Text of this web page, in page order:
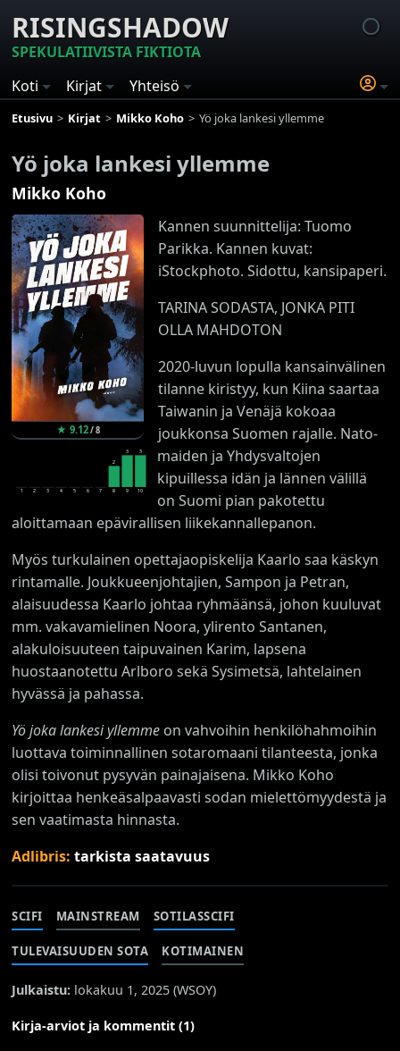
RISINGSHADOW
SPEKULATIIVISTA FIKTIOTA
Koti
Kirjat Yhteisö
Etusivu Kirjat Mikko Koho Yö joka lankesi yllemme
Yö joka lankesi yllemme
Mikko Koho
★ 9.12/8
1 2 3 4 5 6 7
2
8
3
9
3
10
Kannen suunnittelija: Tuomo
Parikka. Kannen kuvat:
iStockphoto. Sidottu, kansipaperi.
TARINA SODASTA, JONKA PITI
OLLA MAHDOTON
2020-luvun lopulla kansainvälinen
tilanne kiristyy, kun Kiina saartaa
Taiwanin ja Venäjä kokoaa
joukkonsa Suomen rajalle. Nato-
maiden ja Yhdysvaltojen
kipuillessa idän ja lännen välillä
on Suomi pian pakotettu
aloittamaan epävirallisen liikekannallepanon.
Myös turkulainen opettajaopiskelija Kaarlo saa käskyn
rintamalle. Joukkueenjohtajien, Sampon ja Petran,
alaisuudessa Kaarlo johtaa ryhmäänsä, johon kuuluvat
mm. vakavamielinen Noora, ylirento Santanen,
alakuloisuuteen taipuvainen Karim, lapsena
huostaanotettu Arlboro sekä Sysimetsä, lahtelainen
hyvässä ja pahassa.
Yö joka lankesi yllemme on vahvoihin henkilöhahmoihin
luottava toiminnallinen sotaromaani tilanteesta, jonka
olisi toivonut pysyvän painajaisena. Mikko Koho
kirjoittaa henkeäsalpaavasti sodan mielettömyydestä ja
sen vaatimasta hinnasta.
Adlibris:tarkista saatavuus
SCIFI MAINSTREAM SOTILASSCIFI
TULEVAISUUDEN SOTA KOTIMAINEN
Julkaistu: lokakuu 1, 2025 (WSOY)
Kirja-arviot ja kommentit (1)